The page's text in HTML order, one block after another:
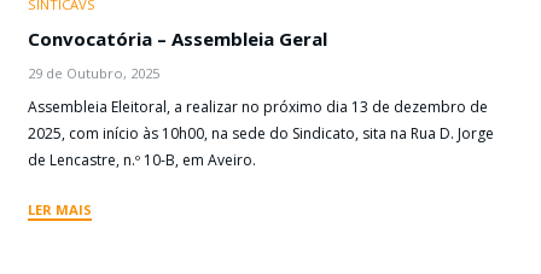
SINTICAVS
Convocatória – Assembleia Geral
29 de Outubro, 2025
Assembleia Eleitoral, a realizar no próximo dia 13 de dezembro de
2025, com início às 10h00, na sede do Sindicato, sita na Rua D. Jorge
de Lencastre, n.º 10-B, em Aveiro.
LER MAIS